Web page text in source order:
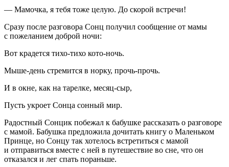
— Мамочка, я тебя тоже целую. До скорой встречи!
Сразу после разговора Сонц получил сообщение от мамы
с пожеланием доброй ночи:
Вот крадется тихо-тихо кото-ночь.
Мыше-день стремится в норку, прочь-прочь.
И в окне, как на тарелке, месяц-сыр,
Пусть укроет Сонца сонный мир.
Радостный Сонцик побежал к бабушке рассказать о разговоре
с мамой. Бабушка предложила дочитать книгу о Маленьком
Принце, но Сонцу так хотелось встретиться с мамой
и отправиться вместе с ней в путешествие во сне, что он
отказался и лег спать пораньше.